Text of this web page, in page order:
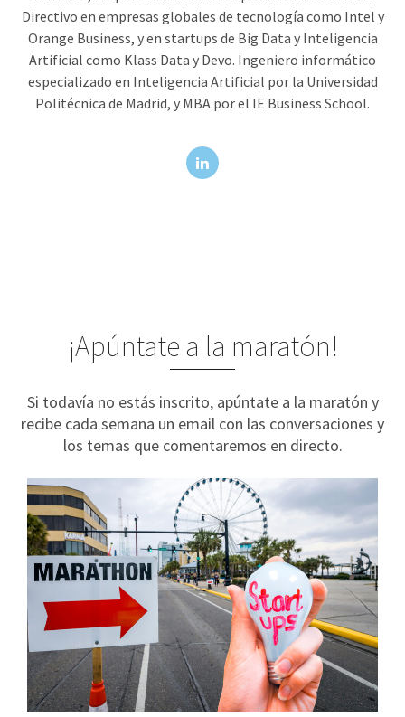
Directivo en empresas globales de tecnología como Intel y
Orange Business, y en startups de Big Data y Inteligencia
Artificial como Klass Data y Devo. Ingeniero informático
especializado en Inteligencia Artificial por la Universidad
Politécnica de Madrid, y MBA por el IE Business School.
¡Apúntate a la maratón!
Si todavía no estás inscrito, apúntate a la maratón y
recibe cada semana un email con las conversaciones y
los temas que comentaremos en directo.